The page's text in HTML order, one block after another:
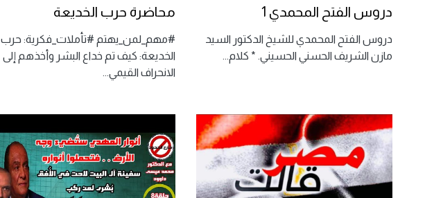
دروس الفتح المحمدي 1
دروس الفتح المحمدي للشيخ الدكتور السيد
مازن الشريف الحسني الحسيني. * كلام...
محاضرة حرب الخديعة
#مهم_لمن_يهتم #تأملات_فكرية: حرب
الخديعة: كيف تم خداع البشر وأخذهم إلى
الانحراف القيمي...